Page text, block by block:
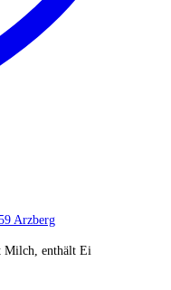
Arzberg
Milch, enthält Ei